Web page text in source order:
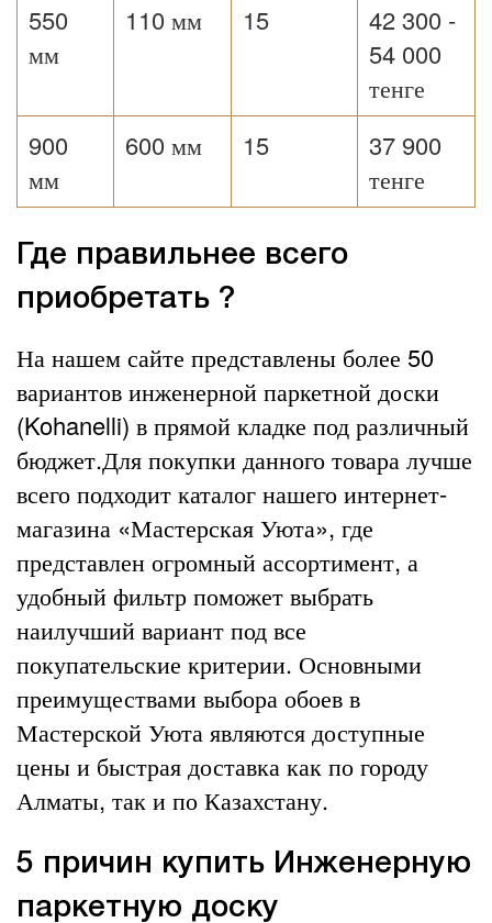
550
мм
110 мм 15
42 300 -
54 000
тенге
900
мм
600 мм 15
37 900
тенге
Где правильнее всего
приобретать ?
На нашем сайте представлены более 50
вариантов инженерной паркетной доски
(Kohanelli) в прямой кладке под различный
бюджет.Для покупки данного товара лучше
всего подходит каталог нашего интернет-
магазина «Мастерская Уюта», где
представлен огромный ассортимент, а
удобный фильтр поможет выбрать
наилучший вариант под все
покупательские критерии. Основными
преимуществами выбора обоев в
Мастерской Уюта являются доступные
цены и быстрая доставка как по городу
Алматы, так и по Казахстану.
5 причин купить Инженерную
паркетную доску